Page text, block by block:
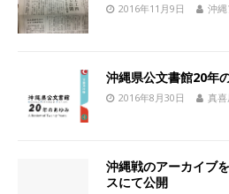
2016年11月9日 沖
沖縄県公文書館20年
2016年8月30日 真
沖縄戦のアーカイブ
スにて公開